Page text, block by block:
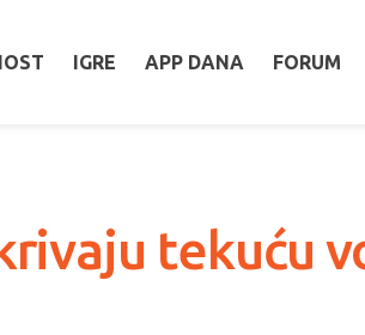
IGRE APP DANA FORUM
tekuću